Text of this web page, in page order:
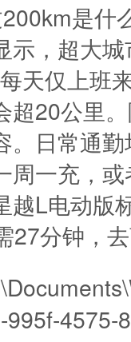
是
示，超大
天仅上班
超20公里
。日常通
周一充，
越L电动版
27分钟，